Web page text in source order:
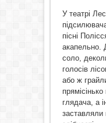
У театрі
пісні
акапельно.
соло,
голосів
або ж
глядача, а
заставляли